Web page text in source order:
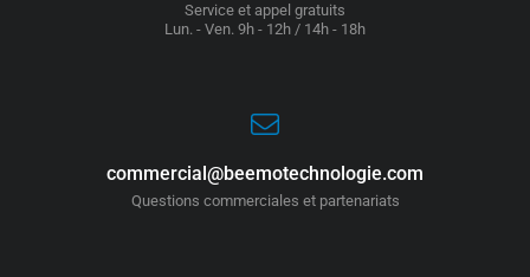
Service et appel gratuits
Lun. - Ven. 9h - 12h / 14h - 18h
commercial@beemotechnologie.com
Questions commerciales et partenariats